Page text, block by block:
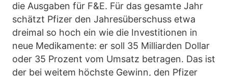
die Ausgaben für F&E. Für das gesamte Jahr
schätzt Pfizer den Jahresüberschuss etwa
dreimal so hoch ein wie die Investitionen in
neue Medikamente: er soll 35 Milliarden Dollar
oder 35 Prozent vom Umsatz betragen. Das ist
der bei weitem höchste Gewinn, den Pfizer